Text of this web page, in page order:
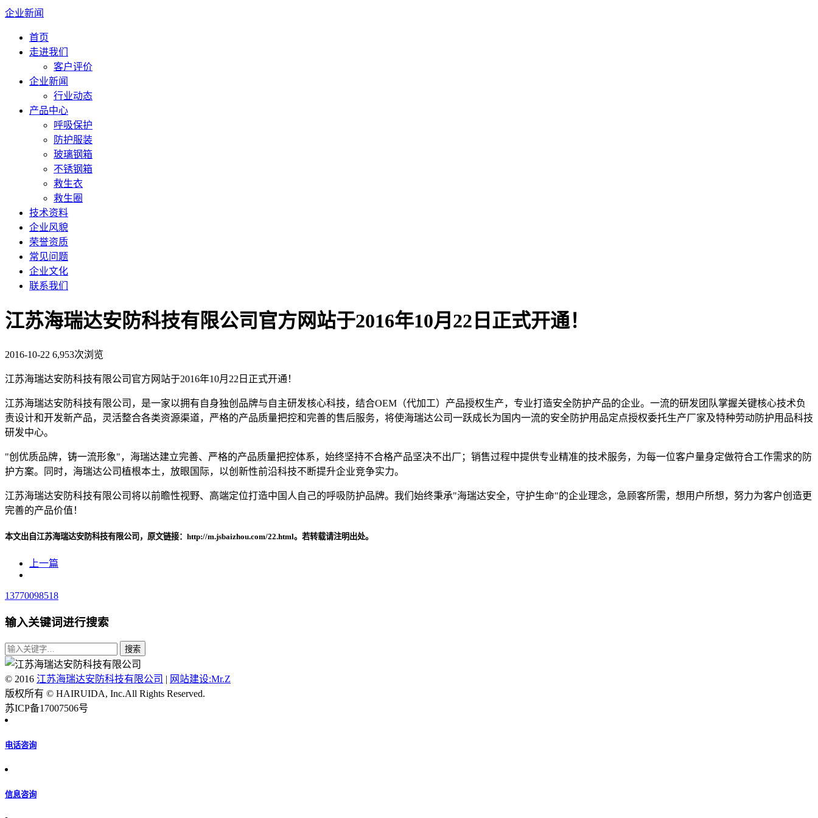
企业新闻
首页
走进我们
客户评价
企业新闻
行业动态
产品中心
呼吸保护
防护服装
玻璃钢箱
不锈钢箱
救生衣
救生圈
技术资料
企业风貌
荣誉资质
常见问题
企业文化
联系我们
江苏海瑞达安防科技有限公司官方网站于2016年10月22日正式开通！
2016-10-22 6,953次浏览
江苏海瑞达安防科技有限公司官方网站于2016年10月22日正式开通！
江苏海瑞达安防科技有限公司，是一家以拥有自身独创品牌与自主研发核心科技，结合OEM（代加工）产品授权生产，专业打造安全防护产品的企业。一流的研发团队掌握关键核心技术负
责设计和开发新产品，灵活整合各类资源渠道，严格的产品质量把控和完善的售后服务，将使海瑞达公司一跃成长为国内一流的安全防护用品定点授权委托生产厂家及特种劳动防护用品科技
研发中心。
"创优质品牌，铸一流形象"，海瑞达建立完善、严格的产品质量把控体系，始终坚持不合格产品坚决不出厂；销售过程中提供专业精准的技术服务，为每一位客户量身定做符合工作需求的防
护方案。同时，海瑞达公司植根本土，放眼国际，以创新性前沿科技不断提升企业竞争实力。
江苏海瑞达安防科技有限公司将以前瞻性视野、高端定位打造中国人自己的呼吸防护品牌。我们始终秉承"海瑞达安全，守护生命"的企业理念，急顾客所需，想用户所想，努力为客户创造更
完善的产品价值！
本文出自江苏海瑞达安防科技有限公司，原文链接：http://m.jsbaizhou.com/22.html。若转载请注明出处。
上一篇
13770098518
输入关键词进行搜索
© 2016 江苏海瑞达安防科技有限公司 | 网站建设:Mr.Z
版权所有 © HAIRUIDA, Inc.All Rights Reserved.
苏ICP备17007506号
电话咨询
信息咨询